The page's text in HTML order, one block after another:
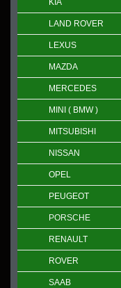
KIA
LAND ROVER
LEXUS
MAZDA
MERCEDES
MINI ( BMW )
MITSUBISHI
NISSAN
OPEL
PEUGEOT
PORSCHE
RENAULT
ROVER
SAAB